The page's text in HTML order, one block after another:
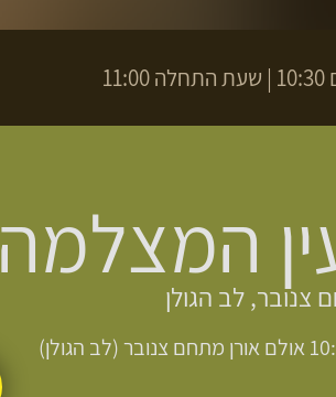
המצלמה
צנובר, לב הגולן